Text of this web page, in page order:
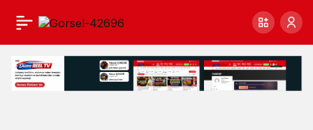
Düzce’de Asfalt
Seferberliği! Başkan
0 Paylaş